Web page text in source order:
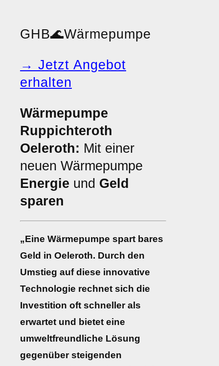
GHB🌊Wärmepumpe
→ Jetzt Angebot
erhalten
Wärmepumpe
Ruppichteroth
Oeleroth: Mit einer
neuen Wärmepumpe
Energie und Geld
sparen
„Eine Wärmepumpe spart bares
Geld in Oeleroth. Durch den
Umstieg auf diese innovative
Technologie rechnet sich die
Investition oft schneller als
erwartet und bietet eine
umweltfreundliche Lösung
gegenüber steigenden